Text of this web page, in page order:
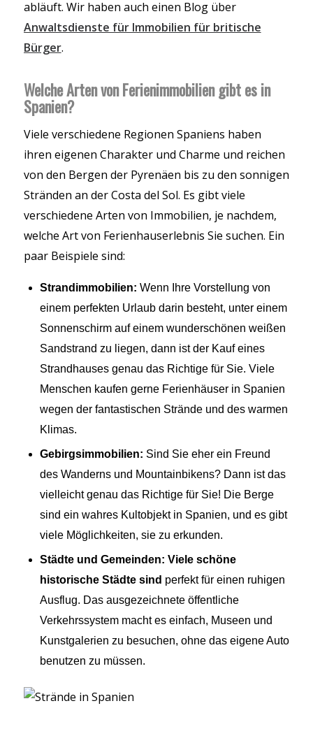
abläuft. Wir haben auch einen Blog über
Anwaltsdienste für Immobilien für britische
Bürger.
Welche Arten von Ferienimmobilien gibt es in
Spanien?
Viele verschiedene Regionen Spaniens haben
ihren eigenen Charakter und Charme und reichen
von den Bergen der Pyrenäen bis zu den sonnigen
Stränden an der Costa del Sol. Es gibt viele
verschiedene Arten von Immobilien, je nachdem,
welche Art von Ferienhauserlebnis Sie suchen. Ein
paar Beispiele sind:
Strandimmobilien: Wenn Ihre Vorstellung von
einem perfekten Urlaub darin besteht, unter einem
Sonnenschirm auf einem wunderschönen weißen
Sandstrand zu liegen, dann ist der Kauf eines
Strandhauses genau das Richtige für Sie. Viele
Menschen kaufen gerne Ferienhäuser in Spanien
wegen der fantastischen Strände und des warmen
Klimas.
Gebirgsimmobilien: Sind Sie eher ein Freund
des Wanderns und Mountainbikens? Dann ist das
vielleicht genau das Richtige für Sie! Die Berge
sind ein wahres Kultobjekt in Spanien, und es gibt
viele Möglichkeiten, sie zu erkunden.
Städte und Gemeinden: Viele schöne
historische Städte sind perfekt für einen ruhigen
Ausflug. Das ausgezeichnete öffentliche
Verkehrssystem macht es einfach, Museen und
Kunstgalerien zu besuchen, ohne das eigene Auto
benutzen zu müssen.